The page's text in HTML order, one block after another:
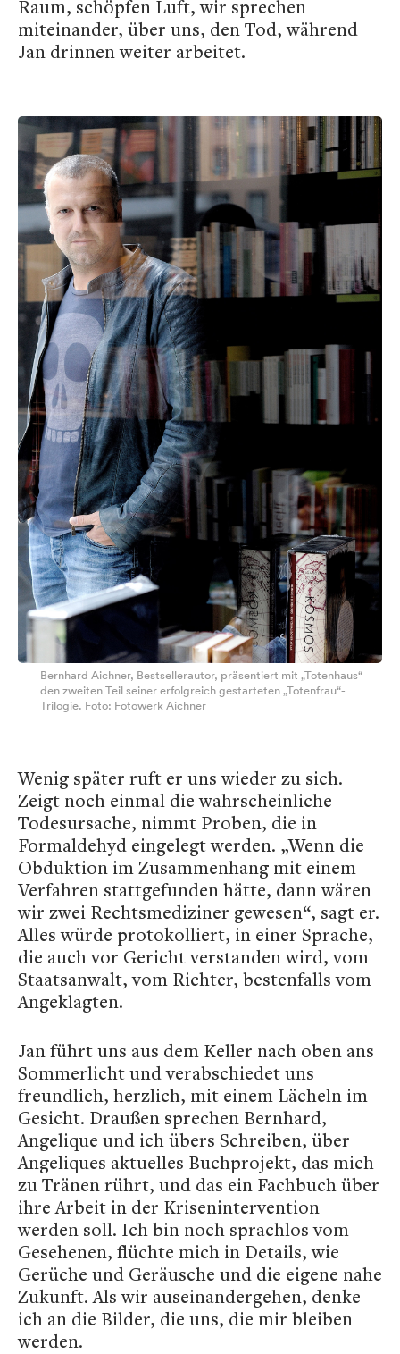
Raum, schöpfen Luft, wir sprechen
miteinander, über uns, den Tod, während
Jan drinnen weiter arbeitet.
Bernhard Aichner, Bestsellerautor, präsentiert mit „Totenhaus“
den zweiten Teil seiner erfolgreich gestarteten „Totenfrau“-
Trilogie. Foto: Fotowerk Aichner
Wenig später ruft er uns wieder zu sich.
Zeigt noch einmal die wahrscheinliche
Todesursache, nimmt Proben, die in
Formaldehyd eingelegt werden. „Wenn die
Obduktion im Zusammenhang mit einem
Verfahren stattgefunden hätte, dann wären
wir zwei Rechtsmediziner gewesen“, sagt er.
Alles würde protokolliert, in einer Sprache,
die auch vor Gericht verstanden wird, vom
Staatsanwalt, vom Richter, bestenfalls vom
Angeklagten.
Jan führt uns aus dem Keller nach oben ans
Sommerlicht und verabschiedet uns
freundlich, herzlich, mit einem Lächeln im
Gesicht. Draußen sprechen Bernhard,
Angelique und ich übers Schreiben, über
Angeliques aktuelles Buchprojekt, das mich
zu Tränen rührt, und das ein Fachbuch über
ihre Arbeit in der Krisenintervention
werden soll. Ich bin noch sprachlos vom
Gesehenen, flüchte mich in Details, wie
Gerüche und Geräusche und die eigene nahe
Zukunft. Als wir auseinandergehen, denke
ich an die Bilder, die uns, die mir bleiben
werden.